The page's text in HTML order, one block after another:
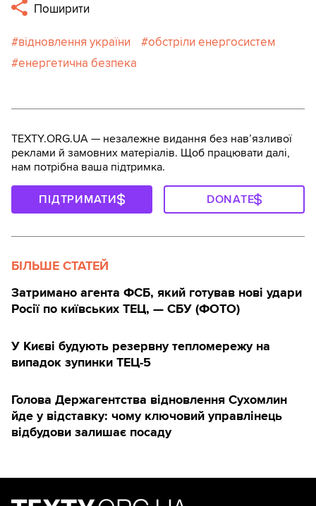
Поширити
відновлення україни
обстріли енергосистем
енергетична безпека
TEXTY.ORG.UA — незалежне видання без навʼязливої
реклами й замовних матеріалів. Щоб працювати далі,
нам потрібна ваша підтримка.
ПІДТРИМАТИ DONATE
БІЛЬШЕ СТАТЕЙ
Затримано агента ФСБ, який готував нові удари
Росії по київських ТЕЦ, — СБУ (ФОТО)
У Києві будують ️резервну тепломережу на
випадок зупинки ТЕЦ-5
Голова Держагентства відновлення Сухомлин
йде у відставку: чому ключовий управлінець
відбудови залишає посаду